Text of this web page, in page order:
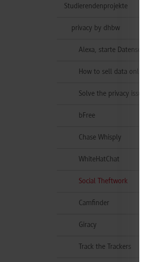
Studierendenprojekte
privacy by dhbw
Alexa, starte
How to sell data online
Solve the privacy issues
bFree
Chase Whisply
WhiteHatChat
Social Theftwork
Camfinder
Giracy
Track the Trackers